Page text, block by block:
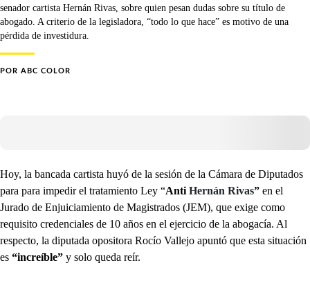
senador cartista Hernán Rivas, sobre quien pesan dudas sobre su título de
abogado. A criterio de la legisladora, “todo lo que hace” es motivo de una
pérdida de investidura.
POR ABC COLOR
Hoy, la bancada cartista huyó de la sesión de la Cámara de Diputados
para para impedir el tratamiento Ley “Anti Hernán Rivas” en el
Jurado de Enjuiciamiento de Magistrados (JEM), que exige como
requisito credenciales de 10 años en el ejercicio de la abogacía. Al
respecto, la diputada opositora Rocío Vallejo apuntó que esta situación
es “increíble” y solo queda reír.